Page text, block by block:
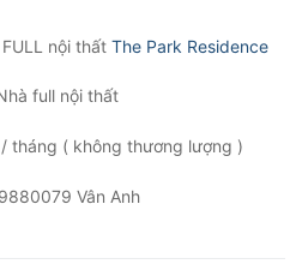
nội thất The Park Residence
full nội thất
tháng ( không thương lượng )
Vân Anh